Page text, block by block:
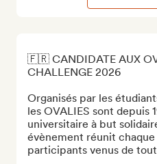
🇫🇷 CANDIDATE AUX
CHALLENGE 2026
Organisés par les
les OVALIES sont depuis
universitaire à but
évènement réunit
participants venus de